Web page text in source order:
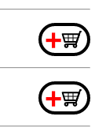
+
+